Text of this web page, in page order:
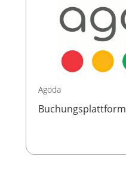
Agoda
Buchungsplattform